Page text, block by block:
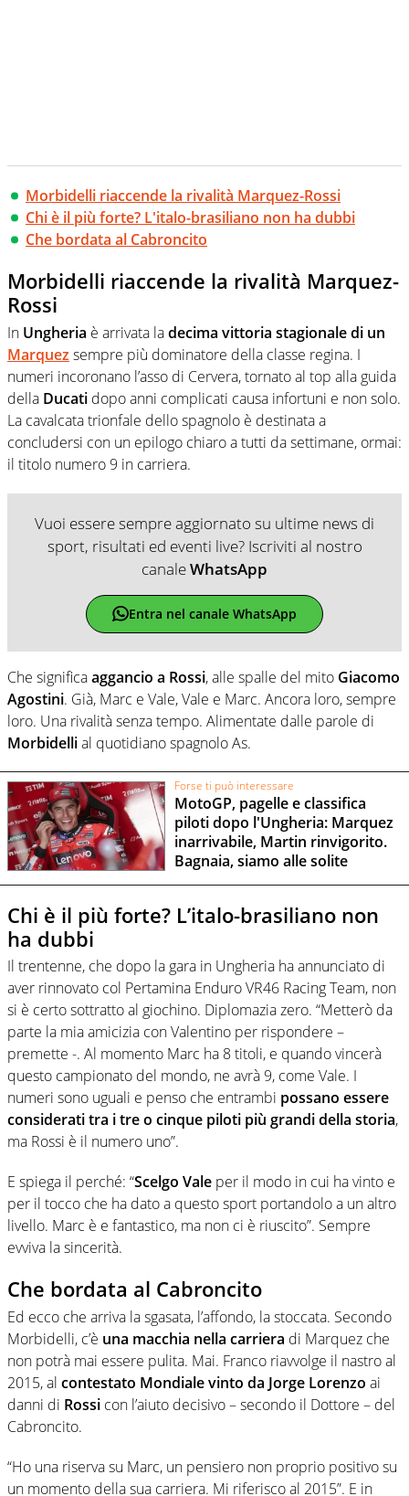
Morbidelli riaccende la rivalità Marquez-Rossi
Chi è il più forte? L'italo-brasiliano non ha dubbi
Che bordata al Cabroncito
Morbidelli riaccende la rivalità Marquez-
Rossi
In Ungheria è arrivata ladecima vittoria stagionale di un
Marquez sempre più dominatore della classe regina. I
numeri incoronano l’asso di Cervera, tornato al top alla guida
della Ducati dopo anni complicati causa infortuni e non solo.
La cavalcata trionfale dello spagnolo è destinata a
concludersi con un epilogo chiaro a tutti da settimane, ormai:
il titolo numero 9 in carriera.
Vuoi essere sempre aggiornato su ultime news di
sport, risultati ed eventi live? Iscriviti al nostro
canaleWhatsApp
Entra nel canale WhatsApp
Che significaaggancio a Rossi, alle spalle del mito Giacomo
Agostini. Già, Marc e Vale, Vale e Marc. Ancora loro, sempre
loro. Una rivalità senza tempo. Alimentate dalle parole di
Morbidellial quotidiano spagnolo As.
Forse ti può interessare
MotoGP, pagelle e classifica
piloti dopo l'Ungheria: Marquez
inarrivabile, Martin rinvigorito.
Bagnaia, siamo alle solite
Chi è il più forte? L’italo-brasiliano non
ha dubbi
Il trentenne, che dopo la gara in Ungheria ha annunciato di
aver rinnovato col Pertamina Enduro VR46 Racing Team, non
si è certo sottratto al giochino. Diplomazia zero. “Metterò da
parte la mia amicizia con Valentino per rispondere –
premette -. Al momento Marc ha 8 titoli, e quando vincerà
questo campionato del mondo, ne avrà 9, come Vale. I
numeri sono uguali e penso che entrambi possano essere
considerati tra i tre o cinque piloti più grandi della storia,
ma Rossi è il numero uno”.
E spiega il perché: “Scelgo Vale per il modo in cui ha vinto e
per il tocco che ha dato a questo sport portandolo a un altro
livello. Marc è e fantastico, ma non ci è riuscito”. Sempre
evviva la sincerità.
Che bordata al Cabroncito
Ed ecco che arriva la sgasata, l’affondo, la stoccata. Secondo
Morbidelli, c’è una macchia nella carriera di Marquez che
non potrà mai essere pulita. Mai. Franco riavvolge il nastro al
2015, al contestato Mondiale vinto da Jorge Lorenzo ai
danni di Rossi con l’aiuto decisivo – secondo il Dottore – del
Cabroncito.
“Ho una riserva su Marc, un pensiero non proprio positivo su
un momento della sua carriera. Mi riferisco al 2015”. E in